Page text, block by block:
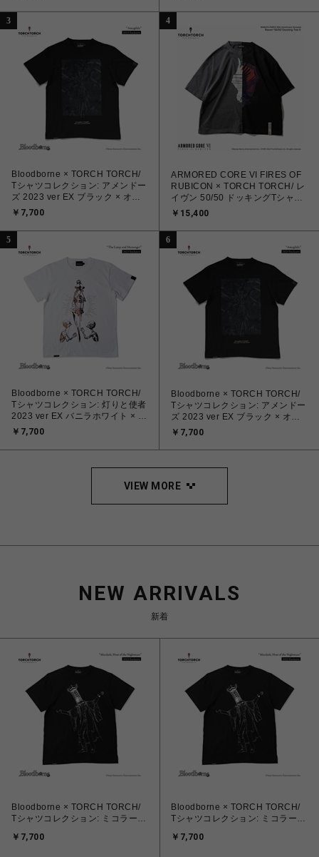
3
Bloodborne × TORCH TORCH/
Tシャツコレクション: アメンドー
ズ 2023 ver EX ブラック × オイ
ルブラック XXL
￥7,700
4
ARMORED CORE VI FIRES OF
RUBICON × TORCH TORCH/ レ
イヴン 50/50 ドッキングTシャツ
A サイズXL
￥15,400
5
Bloodborne × TORCH TORCH/
Tシャツコレクション: 灯りと使者
2023 ver EX バニラホワイト × ク
ラックドカッパー M
￥7,700
6
Bloodborne × TORCH TORCH/
Tシャツコレクション: アメンドー
ズ 2023 ver EX ブラック × オイ
ルブラック XL
￥7,700
VIEW MORE
NEW ARRIVALS
新着
Bloodborne × TORCH TORCH/
Tシャツコレクション: ミコラーシ
バーフォイル XXL
￥7,700
Bloodborne × TORCH TORCH/
Tシャツコレクション: ミコラーシ
バーフォイル XL
￥7,700